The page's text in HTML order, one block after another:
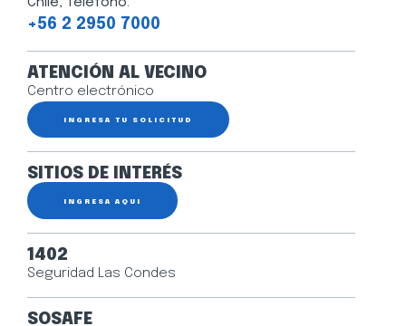
+56 2 2950 7000
ATENCIÓN AL VECINO
Centro electrónico
INGRESA TU SOLICITUD
SITIOS DE INTERÉS
INGRESA AQUÍ
1402
Seguridad Las Condes
SOSAFE